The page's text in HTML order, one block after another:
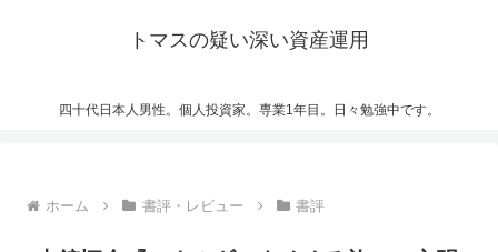
トマスの疑い深い資産運用
四十代日本人男性。個人投資家。専業1年目。日々勉強中です。
ホーム 書評・レビュー 書評